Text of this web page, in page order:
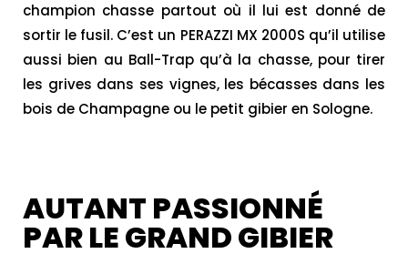
champion chasse partout où il lui est donné de
sortir le fusil. C’est un PERAZZI MX 2000S qu’il utilise
aussi bien au Ball-Trap qu’à la chasse, pour tirer
les grives dans ses vignes, les bécasses dans les
bois de Champagne ou le petit gibier en Sologne.
AUTANT PASSIONNÉ
PAR LE GRAND GIBIER